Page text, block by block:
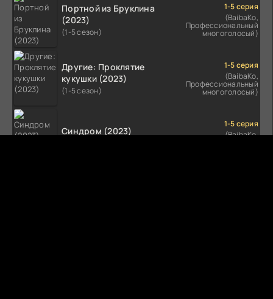
Портной из Бруклина
(2023)
(1-5 сезон)
1-5 серия
(BaibaKo,
Профессиональный
многоголосый)
Другие: Проклятие
кукушки (2023)
(1-5 сезон)
1-5 серия
(BaibaKo,
Профессиональный
многоголосый)
Синдром (2023)
1-5 серия
(BaibaKo,